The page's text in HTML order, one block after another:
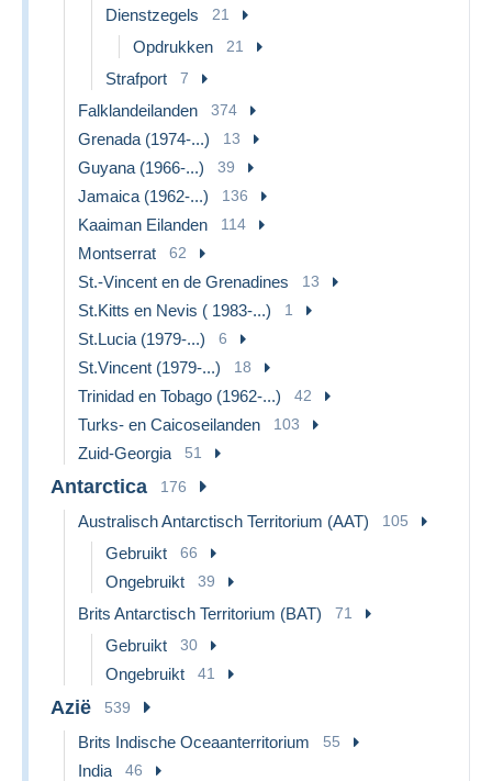
Dienstzegels 21
Opdrukken 21
Strafport 7
Falklandeilanden 374
Grenada (1974-...) 13
Guyana (1966-...) 39
Jamaica (1962-...) 136
Kaaiman Eilanden 114
Montserrat 62
St.-Vincent en de Grenadines 13
St.Kitts en Nevis ( 1983-...) 1
St.Lucia (1979-...) 6
St.Vincent (1979-...) 18
Trinidad en Tobago (1962-...) 42
Turks- en Caicoseilanden 103
Zuid-Georgia 51
Antarctica 176
Australisch Antarctisch Territorium (AAT) 105
Gebruikt 66
Ongebruikt 39
Brits Antarctisch Territorium (BAT) 71
Gebruikt 30
Ongebruikt 41
Azië 539
Brits Indische Oceaanterritorium 55
India 46